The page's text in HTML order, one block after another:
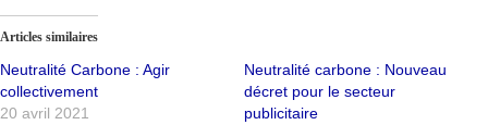
Articles similaires
Neutralité Carbone : Agir
collectivement
20 avril 2021
Neutralité carbone : Nouveau
décret pour le secteur
publicitaire